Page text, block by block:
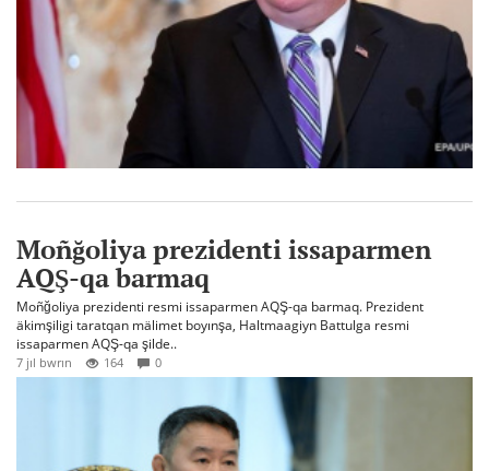
Moñğoliya prezidenti issaparmen
AQŞ-qa barmaq
Moñğoliya prezidenti resmi issaparmen AQŞ-qa barmaq. Prezident
äkimşiligi taratqan mälimet boyınşa, Haltmaagiyn Battulga resmi
issaparmen AQŞ-qa şilde..
7 jıl bwrın 164 0